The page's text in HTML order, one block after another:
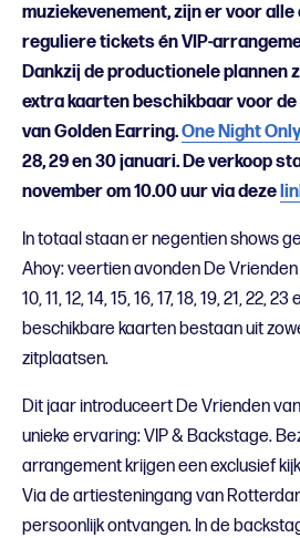
muziekevenement, zijn er voor
reguliere tickets én VIP-
Dankzij de productionele plannen
extra kaarten beschikbaar voor
van Golden Earring.One Night Only
28, 29 en 30 januari. De verkoop
november om 10.00 uur via deze
In totaal staan er negentien shows
Ahoy: veertien avonden De
10, 11, 12, 14, 15, 16, 17, 18, 19, 21, 22,
beschikbare kaarten bestaan uit
zitplaatsen.
Dit jaar introduceert De Vrienden
unieke ervaring: VIP & Backstage.
arrangement krijgen een exclusief
Via de artiesteningang van
persoonlijk ontvangen. In de